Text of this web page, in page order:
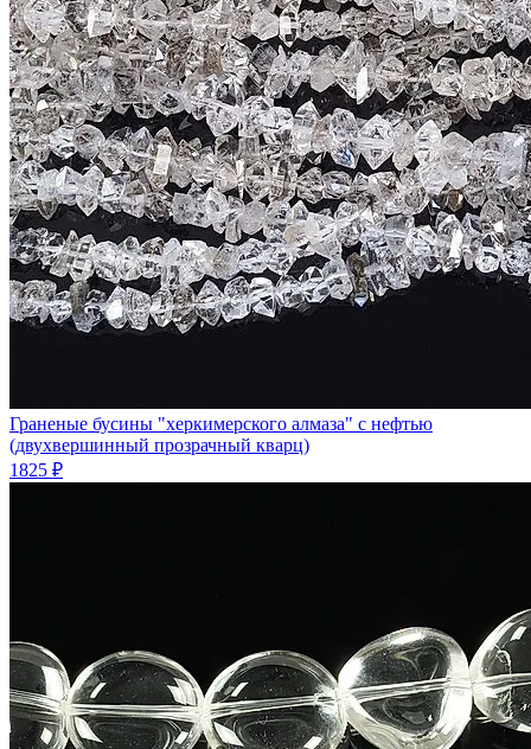
Граненые бусины "херкимерского алмаза" с нефтью
(двухвершинный прозрачный кварц)
1825 ₽